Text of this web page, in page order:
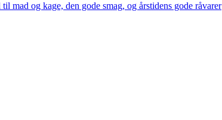
mad og kage, den gode smag, og årstidens gode råvarer